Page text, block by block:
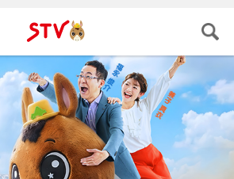
ＳＴＶ札
幌テレビ